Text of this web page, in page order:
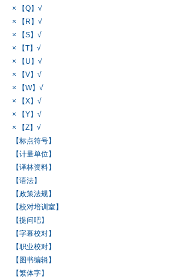
× 【Q】√
× 【R】√
× 【S】√
× 【T】√
× 【U】√
× 【V】√
× 【W】√
× 【X】√
× 【Y】√
× 【Z】√
【标点符号】
【计量单位】
【译林资料】
【语法】
【政策法规】
【校对培训室】
【提问吧】
【字幕校对】
【职业校对】
【图书编辑】
【繁体字】